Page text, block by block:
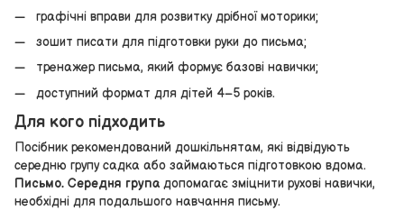
графічні вправи для розвитку дрібної моторики;
зошит писати для підготовки руки до письма;
тренажер письма, який формує базові навички;
доступний формат для дітей 4–5 років.
Для кого підходить
Посібник рекомендований дошкільнятам, які відвідують
середню групу садка або займаються підготовкою вдома.
Письмо. Середня група допомагає зміцнити рухові навички,
необхідні для подальшого навчання письму.